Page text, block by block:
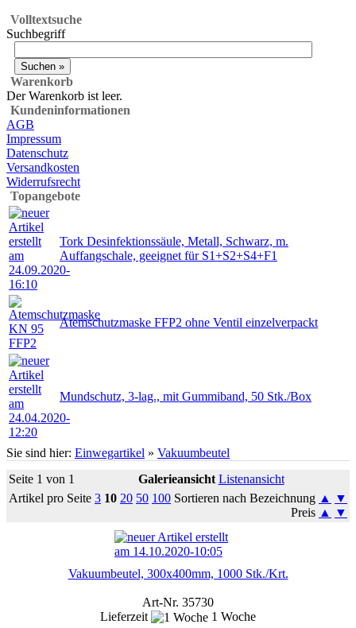
Volltextsuche
Suchbegriff
Warenkorb
Der Warenkorb ist leer.
Kundeninformationen
AGB
Impressum
Datenschutz
Versandkosten
Widerrufsrecht
Topangebote
Tork Desinfektionssäule, Metall, Schwarz, m.
Auffangschale, geeignet für S1+S2+S4+F1
Atemschutzmaske FFP2 ohne Ventil einzelverpackt
Mundschutz, 3-lag., mit Gummiband, 50 Stk./Box
Sie sind hier: Einwegartikel » Vakuumbeutel
Seite 1 von 1
Galerieansicht Listenansicht
Artikel pro Seite 3 10 20 50 100 Sortieren nach Bezeichnung ▲
▼
Preis ▲ ▼
Vakuumbeutel, 300x400mm, 1000 Stk./Krt.
Art-Nr. 35730
Lieferzeit
1 Woche